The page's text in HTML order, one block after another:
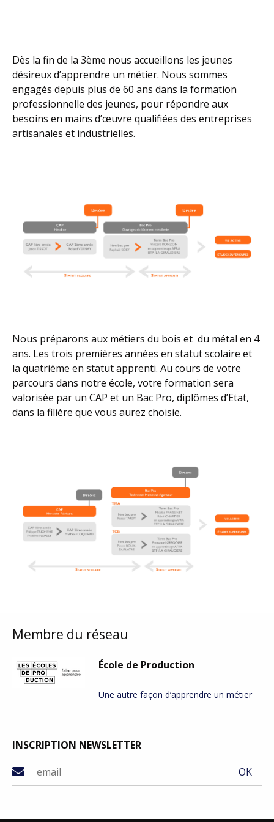
Dès la fin de la 3ème nous accueillons les jeunes
désireux d’apprendre un métier. Nous sommes
engagés depuis plus de 60 ans dans la formation
professionnelle des jeunes, pour répondre aux
besoins en mains d’œuvre qualifiées des entreprises
artisanales et industrielles.
Nous préparons aux métiers du bois et du métal en 4
ans. Les trois premières années en statut scolaire et
la quatrième en statut apprenti. Au cours de votre
parcours dans notre école, votre formation sera
valorisée par un CAP et un Bac Pro, diplômes d’Etat,
dans la filière que vous aurez choisie.
Membre du réseau
École de Production
Une autre façon d’apprendre un métier
INSCRIPTION NEWSLETTER